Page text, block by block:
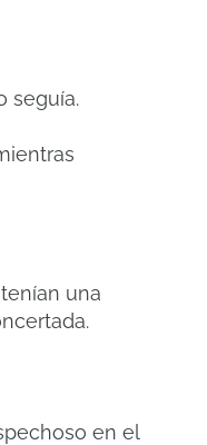
seguía.
una
en el